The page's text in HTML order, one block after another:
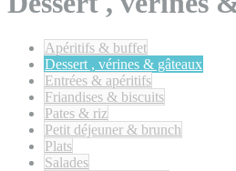
Apéritifs & buffet
Dessert , vérines & gâteaux
Entrées & apéritifs
Friandises & biscuits
Pates & riz
Petit déjeuner & brunch
Plats
Salades